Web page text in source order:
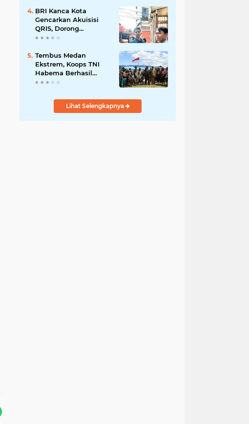
TNI 2026
BRI Kanca Kota
Gencarkan Akuisisi
QRIS, Dorong
Digitalisasi Transaksi
Tembus Medan
Ekstrem, Koops TNI
Habema Berhasil
Salurkan 2 Ton
ke Tiga Distrik di
Kabupaten Puncak
Lihat Selengkapnya